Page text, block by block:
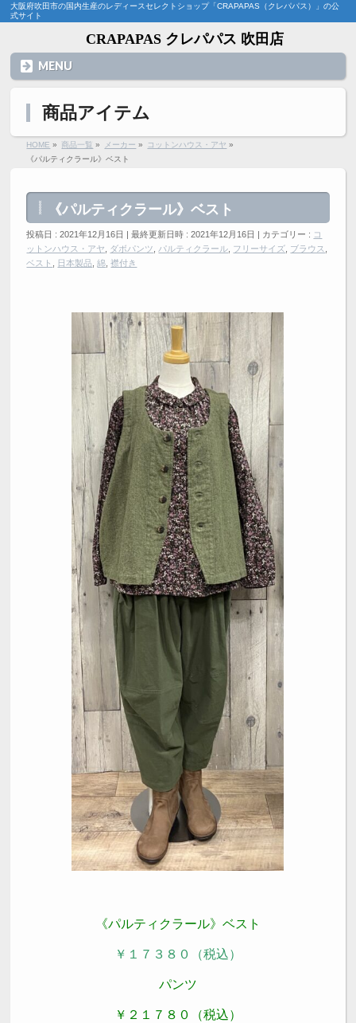
大阪府吹田市の国内生産のレディースセレクトショップ「CRAPAPAS（クレパパス）」の公
式サイト
CRAPAPAS クレパパス 吹田店
MENU
商品アイテム
HOME » 商品一覧 » メーカー » コットンハウス・アヤ »
《パルティクラール》ベスト
《パルティクラール》ベスト
投稿日 : 2021年12月16日 最終更新日時 : 2021年12月16日 カテゴリー : コ
ットンハウス・アヤ
ダボパンツ パルティクラール フリーサイズ ブラウス
ベスト
日本製品 ,綿 ,襟付き
《パルティクラール》ベスト
￥１７３８０（税込）
パンツ
￥２１７８０（税込）